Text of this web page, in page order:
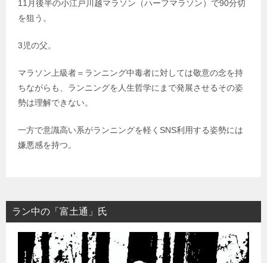
11月後半の小江戸川越マラソン（ハーフマラソン）で90分切
を狙う。
3児の父。
マラソン上級者＝ランニング中毒者に対しては敬意の念を持
ちながらも、ランニングを人生哲学にまで発展させるその姿
勢は理解できない。
一方で意識高い系がランニングを軽くSNS利用する姿勢には
嫌悪感を持つ。
ラン中の「富土通」氏